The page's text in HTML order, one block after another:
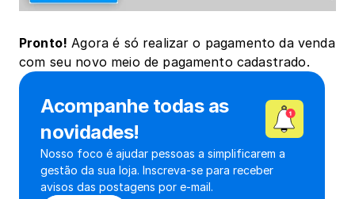
Pronto! Agora é só realizar o pagamento da venda
com seu novo meio de pagamento cadastrado.
Acompanhe todas as
novidades!
Nosso foco é ajudar pessoas a simplificarem a
gestão da sua loja. Inscreva-se para receber
avisos das postagens por e-mail.